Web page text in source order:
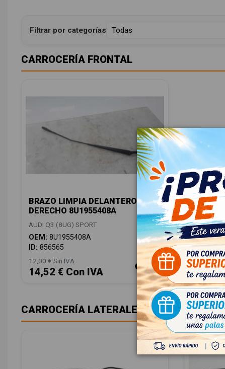
Filtrar por categorías
CARROCERÍA FRONTAL
BRAZO LIMPIA DELANTERO
DERECHO 8U1955408A
AUDI Q3 (8UG) SPORT
OEM: 8U1955408A
ID: 856565
12,00 € Sin IVA
14,52 € Con IVA
CARROCERÍA LATERALES